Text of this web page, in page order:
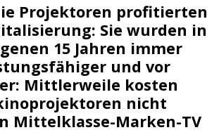
Projektoren profitierten
Sie wurden in
15 Jahren immer
und vor
Mittlerweile kosten
nicht
Mittelklasse-Marken-TV